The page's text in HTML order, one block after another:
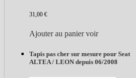
31,00 €
Ajouter au panier voir
Tapis pas cher sur mesure pour Seat
ALTEA / LEON depuis 06/2008